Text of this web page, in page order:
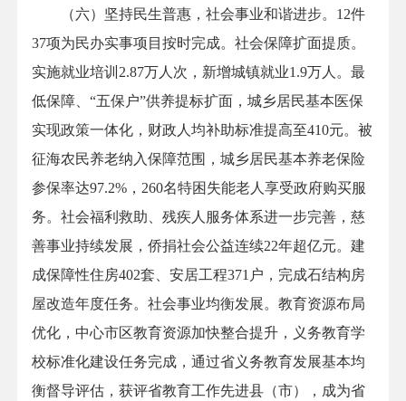
（六）坚持民生普惠，社会事业和谐进步。12件
37项为民办实事项目按时完成。社会保障扩面提质。
实施就业培训2.87万人次，新增城镇就业1.9万人。最
低保障、“五保户”供养提标扩面，城乡居民基本医保
实现政策一体化，财政人均补助标准提高至410元。被
征海农民养老纳入保障范围，城乡居民基本养老保险
参保率达97.2%，260名特困失能老人享受政府购买服
务。社会福利救助、残疾人服务体系进一步完善，慈
善事业持续发展，侨捐社会公益连续22年超亿元。建
成保障性住房402套、安居工程371户，完成石结构房
屋改造年度任务。社会事业均衡发展。教育资源布局
优化，中心市区教育资源加快整合提升，义务教育学
校标准化建设任务完成，通过省义务教育发展基本均
衡督导评估，获评省教育工作先进县（市），成为省